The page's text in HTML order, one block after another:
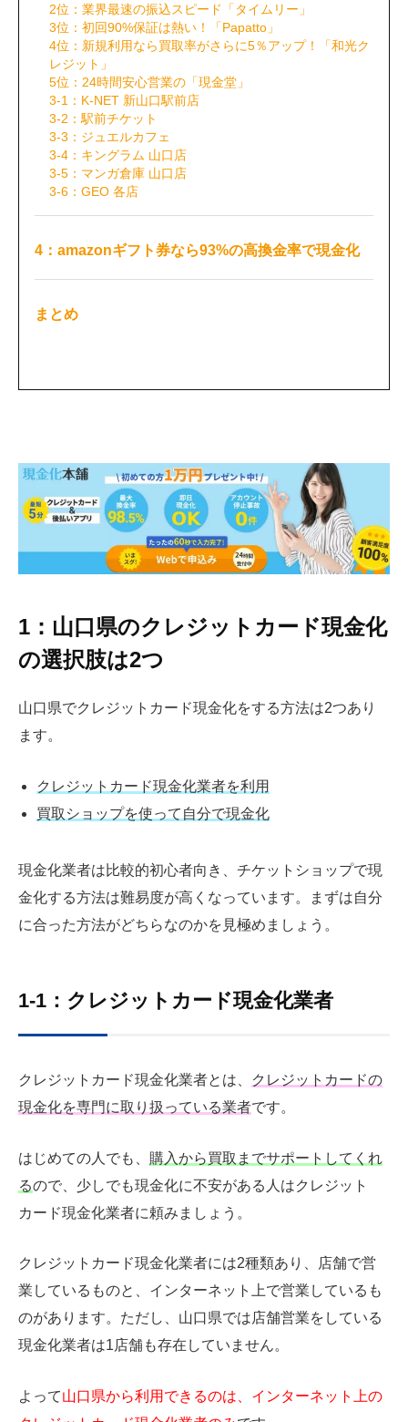
2位：業界最速の振込スピード「タイムリー」
3位：初回90%保証は熱い！「Papatto」
4位：新規利用なら買取率がさらに5％アップ！「和光ク
レジット」
5位：24時間安心営業の「現金堂」
3-1：K-NET 新山口駅前店
3-2：駅前チケット
3-3：ジュエルカフェ
3-4：キングラム 山口店
3-5：マンガ倉庫 山口店
3-6：GEO 各店
4：amazonギフト券なら93%の高換金率で現金化
まとめ
1：山口県のクレジットカード現金化
の選択肢は2つ
山口県でクレジットカード現金化をする方法は2つあり
ます。
クレジットカード現金化業者を利用
買取ショップを使って自分で現金化
現金化業者は比較的初心者向き、チケットショップで現
金化する方法は難易度が高くなっています。まずは自分
に合った方法がどちらなのかを見極めましょう。
1-1：クレジットカード現金化業者
クレジットカード現金化業者とは、
クレジットカードの
現金化を専門に取り扱っている業者です。
はじめての人でも、 購入から買取までサポートしてくれ
るので、少しでも現金化に不安がある人はクレジット
カード現金化業者に頼みましょう。
クレジットカード現金化業者には2種類あり、店舗で営
業しているものと、インターネット上で営業しているも
のがあります。ただし、山口県では店舗営業をしている
現金化業者は1店舗も存在していません。
よって山口県から利用できるのは、インターネット上の